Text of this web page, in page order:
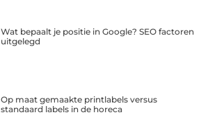
Wat bepaalt je positie in Google? SEO factoren
uitgelegd
Op maat gemaakte printlabels versus
standaard labels in de horeca